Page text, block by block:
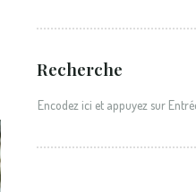
Recherche